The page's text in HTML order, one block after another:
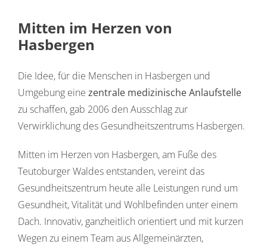
INSTITUT FÜR PRÄVENTIVMEDIZIN
ZAHNARZT DR. WEHNER
PHYSIOTHERAPIE TANJA BORGELT
DENTALLABOR MEYERSCHMELZER
BEAUTY TIME
BEAUTY TIME HAIR
EBENFALLS IM GESUNDHEITSZENTRUM HASBERGEN ZU
FINDEN
Mitten im Herzen von
Hasbergen
Die Idee, für die Menschen in Hasbergen und
Umgebung eine zentrale medizinische Anlaufstelle
zu schaffen, gab 2006 den Ausschlag zur
Verwirklichung des Gesundheitszentrums Hasbergen.
Mitten im Herzen von Hasbergen, am Fuße des
Teutoburger Waldes entstanden, vereint das
Gesundheitszentrum heute alle Leistungen rund um
Gesundheit, Vitalität und Wohlbefinden unter einem
Dach. Innovativ, ganzheitlich orientiert und mit kurzen
Wegen zu einem Team aus Allgemeinärzten,